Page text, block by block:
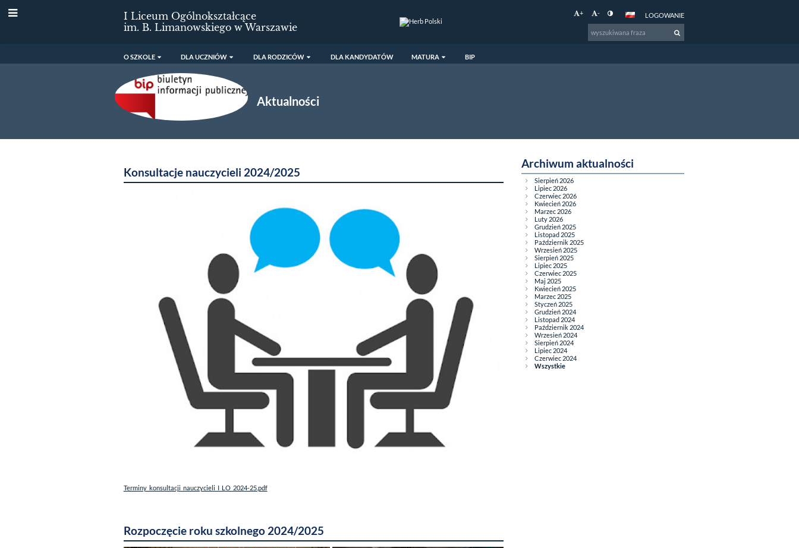
I Liceum Ogólnokształcące
im. B. Limanowskiego w Warszawie
+ - LOGOWANIE
O SZKOLE DLA UCZNIÓW DLA RODZICÓW DLA KANDYDATÓW MATURA BIP
Aktualności
Konsultacje nauczycieli 2024/2025
Terminy_konsultacji_nauczycieli_I_LO_2024-25.pdf
Rozpoczęcie roku szkolnego 2024/2025
Archiwum aktualności
Sierpień 2026
Lipiec 2026
Czerwiec 2026
Kwiecień 2026
Marzec 2026
Luty 2026
Grudzień 2025
Listopad 2025
Październik 2025
Wrzesień 2025
Sierpień 2025
Lipiec 2025
Czerwiec 2025
Maj 2025
Kwiecień 2025
Marzec 2025
Styczeń 2025
Grudzień 2024
Listopad 2024
Październik 2024
Wrzesień 2024
Sierpień 2024
Lipiec 2024
Czerwiec 2024
Wszystkie